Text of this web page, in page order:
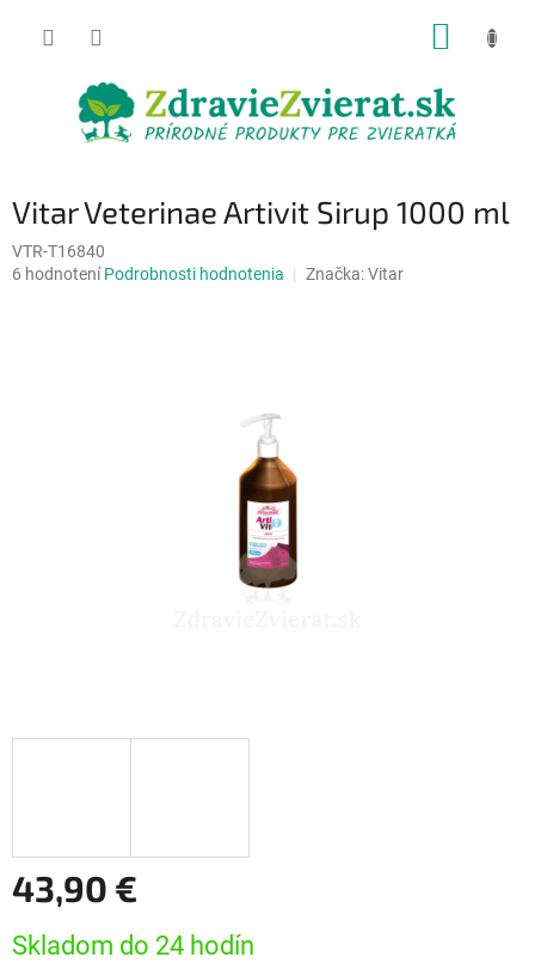
Vitar Veterinae Artivit Sirup 1000 ml
VTR-T16840
Priemerné
6 hodnotení Podrobnosti hodnotenia Značka:Vitar
43,90 €
cena:
Skladom do 24 hodín